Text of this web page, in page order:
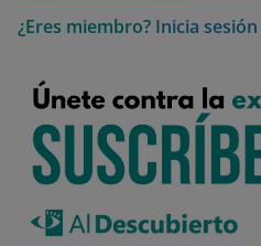
¿Eres miembro? Inicia sesión